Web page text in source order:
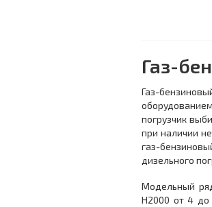
Газ-
Газ-
погрузчик
при наличии
газ-
дизельного
Модельный
H2000 от 4 до